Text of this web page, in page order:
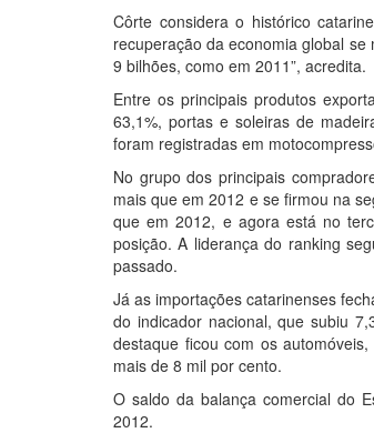
Côrte considera o histórico
recuperação da economia global
9 bilhões, como em 2011”, acredita.
Entre os principais produtos
63,1%, portas e soleiras de
foram registradas em
No grupo dos principais
mais que em 2012 e se firmou na
que em 2012, e agora está no
posição. A liderança do ranking
passado.
Já as importações catarinenses
do indicador nacional, que subiu
destaque ficou com os
mais de 8 mil por cento.
O saldo da balança comercial do
2012.